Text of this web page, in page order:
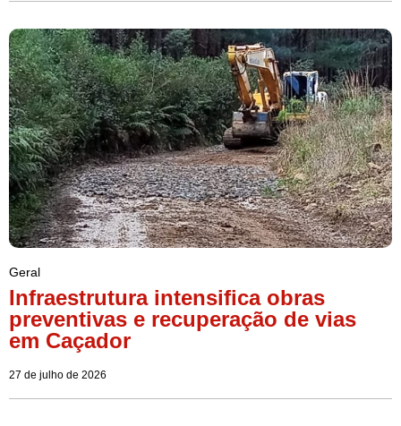
Geral
Infraestrutura intensifica obras
preventivas e recuperação de vias
em Caçador
27 de julho de 2026